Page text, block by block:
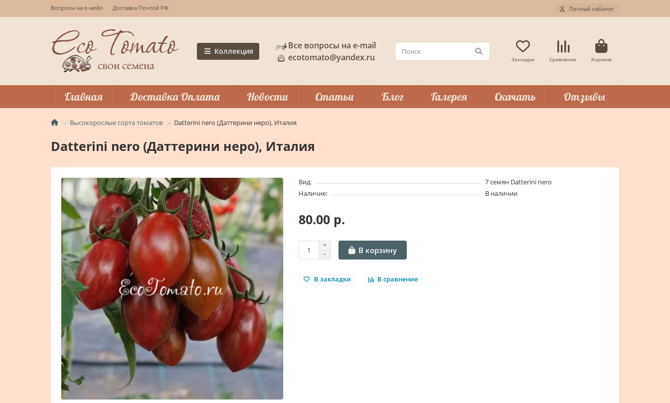
Вопросы на е-мейл Доставка Почтой РФ Личный кабинет
Коллекция
Все вопросы на e-mail
ecotomato@yandex.ru
Закладки Сравнение Корзина
Главная Доставка Оплата Новости Статьи Блог Галерея Скачать Отзывы
Высокорослые сорта томатов Datterini nero (Даттерини неро), Италия
Datterini nero (Даттерини неро), Италия
Вид:
7 семян Datterini nero
Наличие:
В наличии
80.00 р.
В корзину
В закладки В сравнение